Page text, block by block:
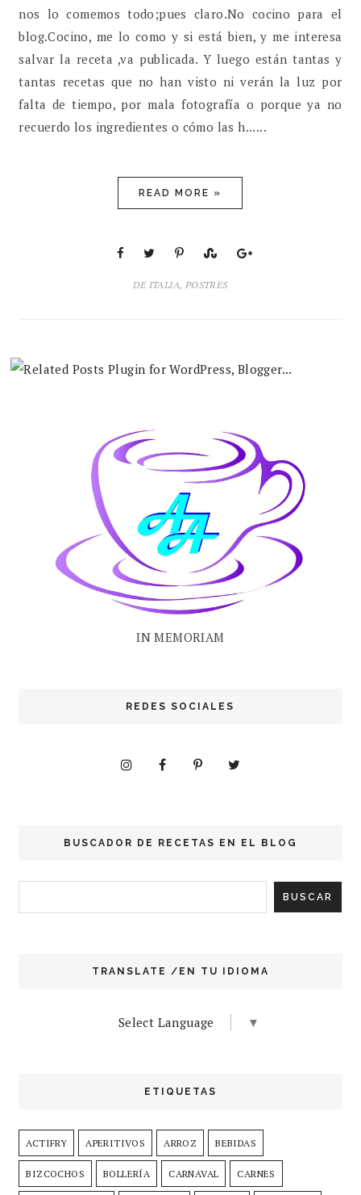
nos lo comemos todo;pues claro.No cocino para el
blog.Cocino, me lo como y si está bien, y me interesa
salvar la receta ,va publicada. Y luego están tantas y
tantas recetas que no han visto ni verán la luz por
falta de tiempo, por mala fotografía o porque ya no
recuerdo los ingredientes o cómo las h......
READ MORE »
DE ITALIA, POSTRES
IN MEMORIAM
REDES SOCIALES
BUSCADOR DE RECETAS EN EL BLOG
TRANSLATE /EN TU IDIOMA
Select Language ▼
ETIQUETAS
ACTIFRY APERITIVOS ARROZ BEBIDAS
BIZCOCHOS BOLLERÍA CARNAVAL CARNES